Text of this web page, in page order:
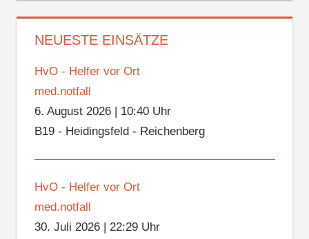
NEUESTE EINSÄTZE
HvO - Helfer vor Ort
med.notfall
6. August 2026| 10:40 Uhr
B19 - Heidingsfeld - Reichenberg
HvO - Helfer vor Ort
med.notfall
30. Juli 2026| 22:29 Uhr